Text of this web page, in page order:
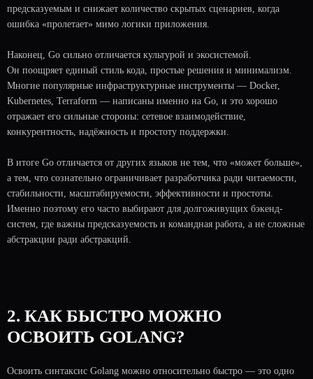
предсказуемым и снижает количество скрытых сценариев, когда
ошибка «пролетает» мимо логики приложения.
Наконец, Go сильно отличается культурой и экосистемой.
Он поощряет единый стиль кода, простые решения и минимализм.
Многие популярные инфраструктурные инструменты — Docker,
Kubernetes, Terraform — написаны именно на Go, и это хорошо
отражает его сильные стороны: сетевое взаимодействие,
конкурентность, надёжность и простоту поддержки.
В итоге Go отличается от других языков не тем, что «может больше»,
а тем, что сознательно ограничивает разработчика ради читаемости,
стабильности, масштабируемости, эффективности и простоты.
Именно поэтому его часто выбирают для долгоживущих бэкенд-
систем, где важны предсказуемость и командная работа, а не сложные
абстракции ради абстракций.
2. КАК БЫСТРО МОЖНО
ОСВОИТЬ GOLANG?
Освоить синтаксис Golang можно относительно быстро — это одно